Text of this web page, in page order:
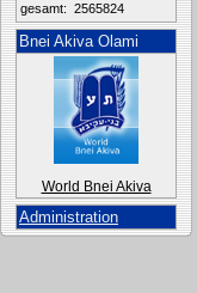
gesamt: 2565824
Bnei Akiva Olami
World Bnei Akiva
Administration